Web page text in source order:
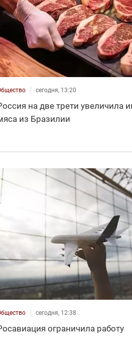
сегодня, 13:20
на две трети увеличила
из Бразилии
сегодня, 12:38
ограничила работу